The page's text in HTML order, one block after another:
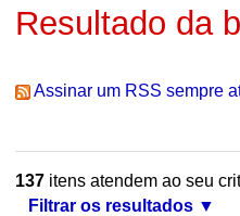
Resultado da
Assinar um RSS sempre
137itens atendem ao seu
Filtrar os resultados